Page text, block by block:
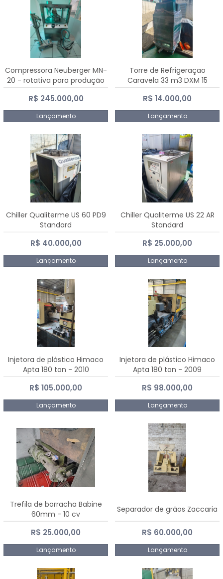
Compressora Neuberger MN-
20 - rotativa para produção
de comprimidos
R$ 245.000,00
Lançamento
Torre de Refrigeraçao
Caravela 33 m3 DXM 15
R$ 14.000,00
Lançamento
Chiller Qualiterme US 60 PD9
Standard
R$ 40.000,00
Lançamento
Chiller Qualiterme US 22 AR
Standard
R$ 25.000,00
Lançamento
Injetora de plástico Himaco
Apta 180 ton - 2010
R$ 105.000,00
Lançamento
Injetora de plástico Himaco
Apta 180 ton - 2009
R$ 98.000,00
Lançamento
Trefila de borracha Babine
60mm - 10 cv
R$ 25.000,00
Lançamento
Separador de grãos Zaccaria
R$ 60.000,00
Lançamento